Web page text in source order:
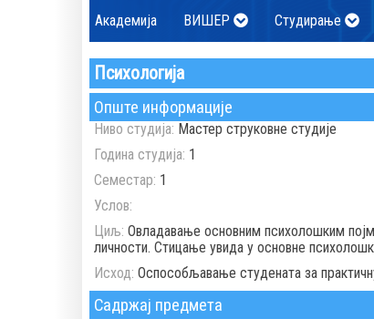
Академија ВИШЕР Студирање
Психологија
Опште информације
Ниво студија: Мастер струковне студије
Година студија: 1
Семестар: 1
Услов:
Циљ: Овладавање основним психолошким
личности. Стицање увида у основне
Исход: Оспособљавање студената за
Садржај предмета